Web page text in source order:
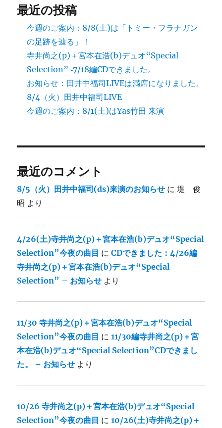
最近の投稿
今週のご案内：8/8(土)は「トミー・フラナガン
の足跡を辿る」！
寺井尚之(p)＋宮本在浩(b)デュオ“Special
Selection” ‐7/18編CDできました。
お知らせ：田井中福司LIVEは満席になりました。
8/4（火）田井中福司LIVE
今週のご案内：8/1(土)はYas竹田 来演
最近のコメント
8/5（火）田井中福司(ds)来演のお知らせ に堤 俊
昭 より
4/26(土)寺井尚之(p)＋宮本在浩(b)デュオ“Special
Selection”今夜の曲目 にCDできました：4/26編
寺井尚之(p)＋宮本在浩(b)デュオ“Special
Selection” – お知らせ より
11/30 寺井尚之(p)＋宮本在浩(b)デュオ“Special
Selection”今夜の曲目 に11/30編寺井尚之(p)＋宮
本在浩(b)デュオ“Special Selection”CDできまし
た。 – お知らせ より
10/26 寺井尚之(p)＋宮本在浩(b)デュオ“Special
Selection”今夜の曲目 に10/26(土)寺井尚之(p)＋